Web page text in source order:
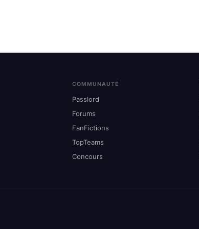
COMMUNAUTÉ
Passlord
Forums
FanFictions
TopTeams
Concours